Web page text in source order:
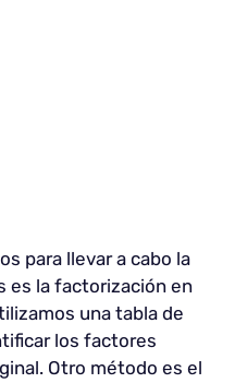
para llevar a cabo la
es la factorización en
una tabla de
los factores
Otro método es el